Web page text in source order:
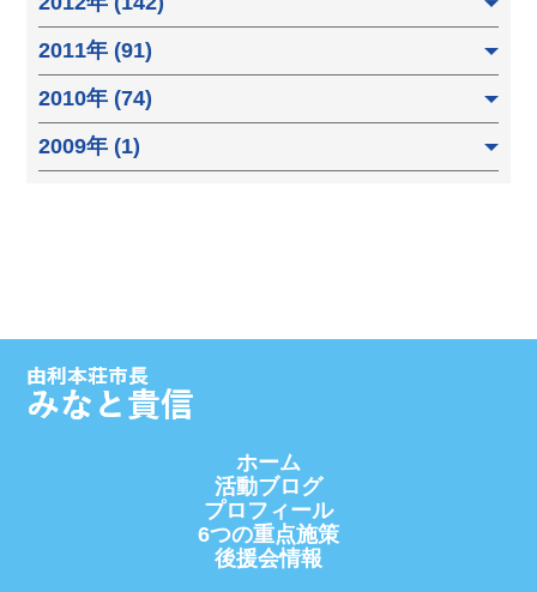
2011年 (91)
2010年 (74)
2009年 (1)
ホーム
活動ブログ
プロフィール
6つの重点施策
後援会情報